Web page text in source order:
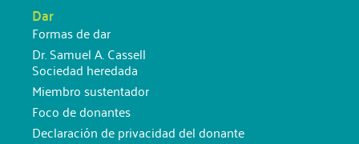
Dar
Formas de dar
Dr. Samuel A. Cassell
Sociedad heredada
Miembro sustentador
Foco de donantes
Declaración de privacidad del donante